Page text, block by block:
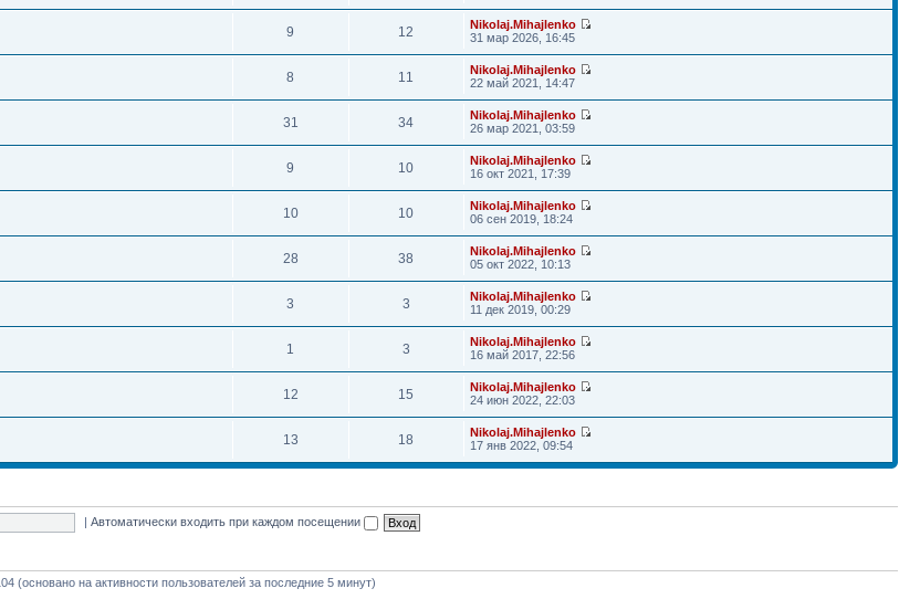
9 12
Nikolaj.Mihajlenko
31 мар 2026, 16:45
8 11
Nikolaj.Mihajlenko
22 май 2021, 14:47
31 34
Nikolaj.Mihajlenko
26 мар 2021, 03:59
9 10
Nikolaj.Mihajlenko
16 окт 2021, 17:39
10 10
Nikolaj.Mihajlenko
06 сен 2019, 18:24
28 38
Nikolaj.Mihajlenko
05 окт 2022, 10:13
3 3
Nikolaj.Mihajlenko
11 дек 2019, 00:29
1 3
Nikolaj.Mihajlenko
16 май 2017, 22:56
12 15
Nikolaj.Mihajlenko
24 июн 2022, 22:03
13 18
Nikolaj.Mihajlenko
17 янв 2022, 09:54
|Автоматически входить при каждом посещении
(основано на активности пользователей за последние 5 минут)